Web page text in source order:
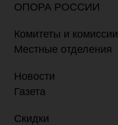
ОПОРА РОССИИ
Комитеты и комиссии
Местные отделения
Новости
Газета
Скидки